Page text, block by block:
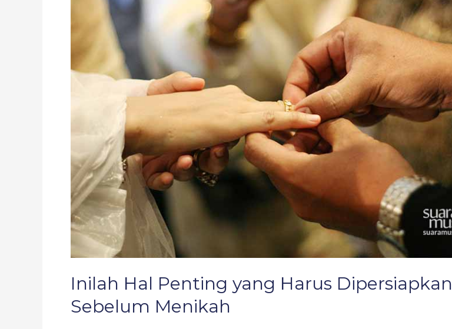
Inilah Hal Penting yang Harus Dipersiapkan
Sebelum Menikah
Penting
Harus
Dipersiapkan
Sebelum
Menikah